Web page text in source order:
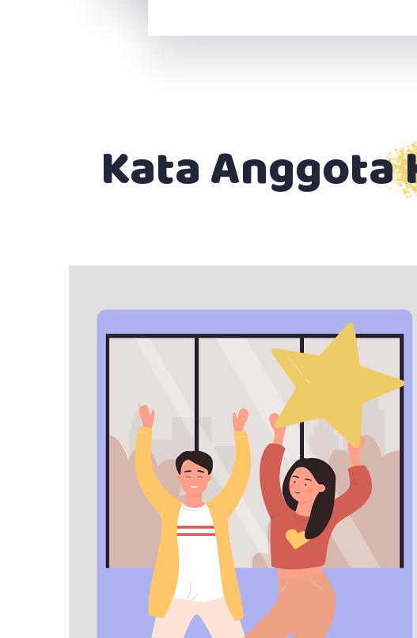
Kata Anggota
aku bergabung di Komunitas Social Connect sangat
proses healing dan mampu melupakan masalah serta
aku hadapi dengan kesehatan mental. Melalui diskusi dan
bercerita tanpa beban dan mengenal banyak perspektif lain
temen di komunitas. Komunitas Social Connect benar-